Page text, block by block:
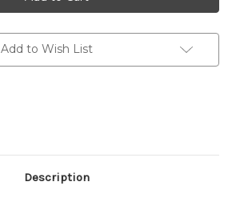
Add to Wish List
Description